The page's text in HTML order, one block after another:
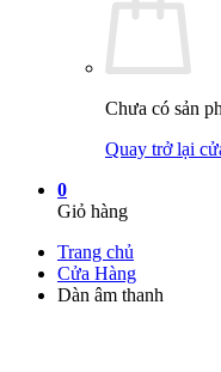
Chưa có sản
Quay trở lại
0
Giỏ hàng
Trang chủ
Cửa Hàng
Dàn âm thanh